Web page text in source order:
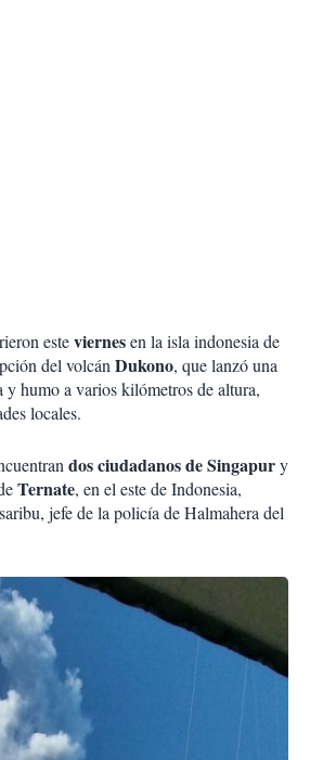
esteviernesen la isla indonesia de
del volcánDukono, que lanzó una
y humo a varios kilómetros de altura,
locales.
dos ciudadanos de Singapury
Ternate, en el este de Indonesia,
jefe de la policía de Halmahera del